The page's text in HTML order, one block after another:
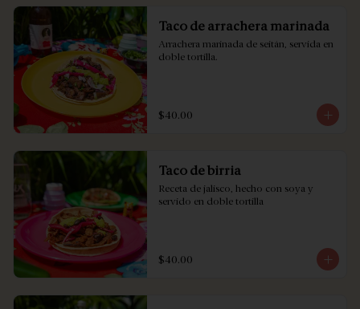
Taco de arrachera marinada
Arrachera marinada de seitán, servida en
doble tortilla.
$40.00
Taco de birria
Receta de jalisco, hecho con soya y
servido en doble tortilla
$40.00